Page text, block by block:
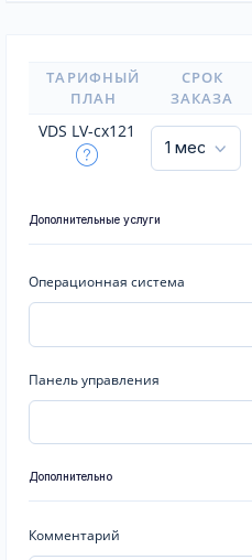
ТАРИФНЫЙ
ПЛАН
СРОК
ЗАКАЗА
VDS LV-cx121
Дополнительные услуги
Операционная система
Панель управления
Дополнительно
Комментарий